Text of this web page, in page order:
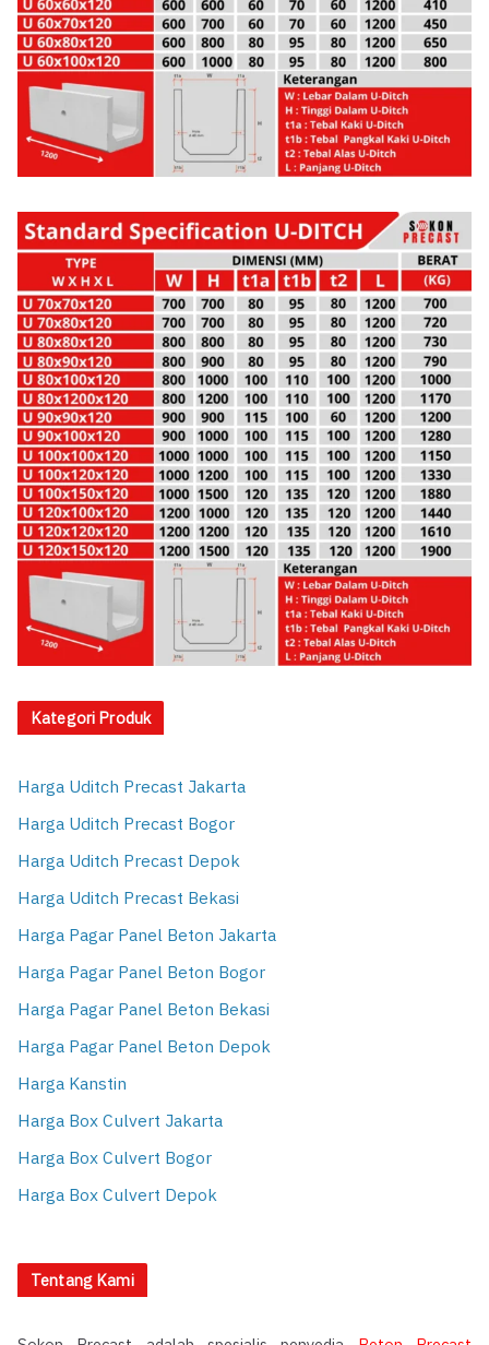
Kategori Produk
Harga Uditch Precast Jakarta
Harga Uditch Precast Bogor
Harga Uditch Precast Depok
Harga Uditch Precast Bekasi
Harga Pagar Panel Beton Jakarta
Harga Pagar Panel Beton Bogor
Harga Pagar Panel Beton Bekasi
Harga Pagar Panel Beton Depok
Harga Kanstin
Harga Box Culvert Jakarta
Harga Box Culvert Bogor
Harga Box Culvert Depok
Tentang Kami